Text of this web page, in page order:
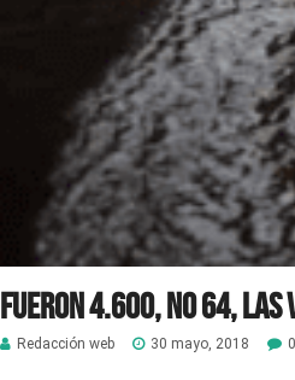
Fueron 4.600, no 64,
Redacción web 30 mayo, 2018